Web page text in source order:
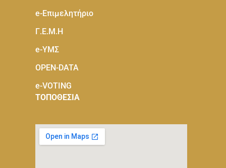
e-Eπιμελητήριο
Γ.Ε.Μ.Η
e-ΥΜΣ
OPEN-DATA
e-VOTING
ΤΟΠΟΘΕΣΙΑ